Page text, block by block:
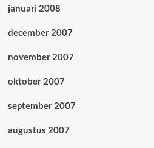
januari 2008
december 2007
november 2007
oktober 2007
september 2007
augustus 2007